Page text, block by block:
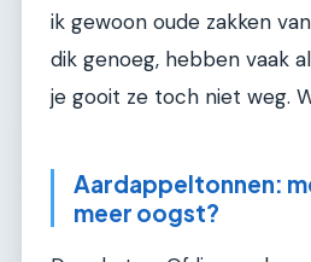
ik gewoon oude zakken
dik genoeg, hebben vaak
je gooit ze toch niet weg.
Aardappeltonnen:
meer oogst?